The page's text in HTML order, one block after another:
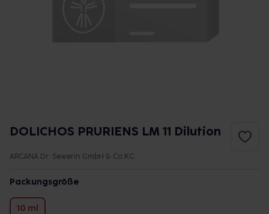
DOLICHOS PRURIENS LM 11 Dilution
ARCANA Dr. Sewerin GmbH & Co.KG
Packungsgröße
10 ml